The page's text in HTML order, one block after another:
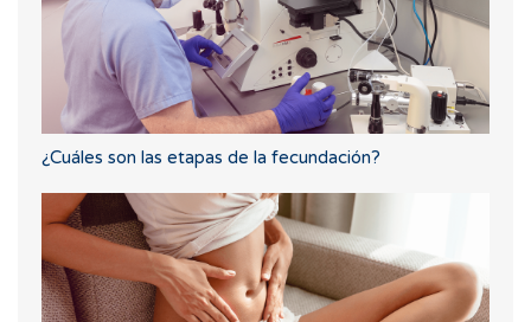
¿Cuáles son las etapas de la fecundación?